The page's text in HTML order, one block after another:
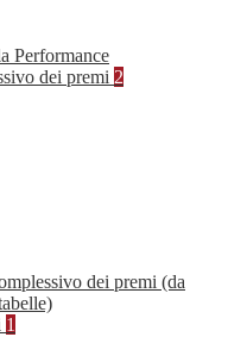
Performance
dei premi 2
dei premi (da
1